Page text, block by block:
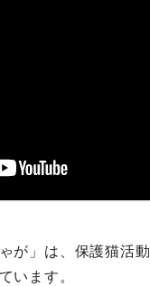
が」は、保護猫活
います。